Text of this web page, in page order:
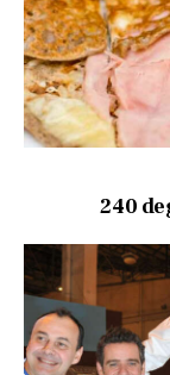
240